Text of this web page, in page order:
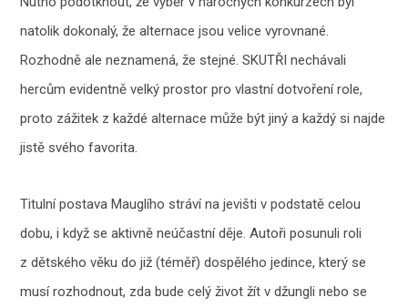
natolik dokonalý, že alternace jsou velice vyrovnané.
Rozhodně ale neznamená, že stejné. SKUTŘI nechávali
hercům evidentně velký prostor pro vlastní dotvoření role,
proto zážitek z každé alternace může být jiný a každý si najde
jistě svého favorita.
Titulní postava Mauglího stráví na jevišti v podstatě celou
dobu, i když se aktivně neúčastní děje. Autoři posunuli roli
z dětského věku do již (téměř) dospělého jedince, který se
musí rozhodnout, zda bude celý život žít v džungli nebo se